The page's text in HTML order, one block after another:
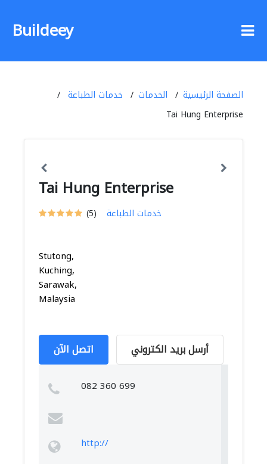
Buildeey
الصفحة الرئيسية الخدمات
خدمات الطباعة
Tai Hung Enterprise
Tai Hung Enterprise
(5) خدمات الطباعة
Stutong,
Kuching,
Sarawak,
Malaysia
اتصل الآن أرسل بريد الكتروني
082 360 699
http://